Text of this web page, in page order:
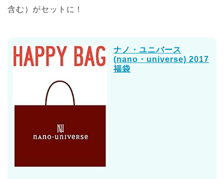
含む）がセットに！
ナノ・ユニバース
(nano・universe) 2017
福袋